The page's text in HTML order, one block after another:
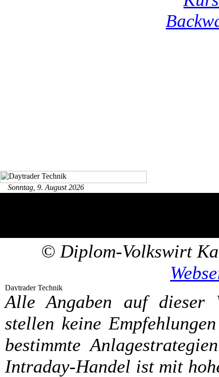
Sonntag, 9. August 2026
© Diplom-Volkswirt
Alle Angaben auf dieser
stellen keine
bestimmte
Intraday-Handel ist mit